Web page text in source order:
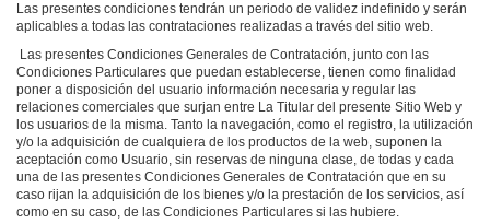
Las presentes condiciones tendrán un periodo de validez indefinido y serán
aplicables a todas las contrataciones realizadas a través del sitio web.
Las presentes Condiciones Generales de Contratación, junto con las
Condiciones Particulares que puedan establecerse, tienen como finalidad
poner a disposición del usuario información necesaria y regular las
relaciones comerciales que surjan entre La Titular del presente Sitio Web y
los usuarios de la misma. Tanto la navegación, como el registro, la utilización
y/o la adquisición de cualquiera de los productos de la web, suponen la
aceptación como Usuario, sin reservas de ninguna clase, de todas y cada
una de las presentes Condiciones Generales de Contratación que en su
caso rijan la adquisición de los bienes y/o la prestación de los servicios, así
como en su caso, de las Condiciones Particulares si las hubiere.